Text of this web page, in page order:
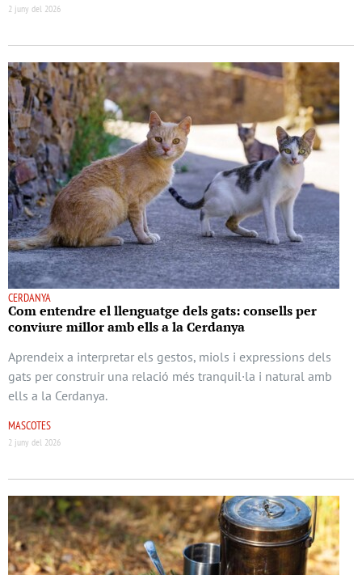
2 juny del 2026
CERDANYA
Com entendre el llenguatge dels gats: consells per
conviure millor amb ells a la Cerdanya
Aprendeix a interpretar els gestos, miols i expressions dels
gats per construir una relació més tranquil·la i natural amb
ells a la Cerdanya.
MASCOTES
2 juny del 2026